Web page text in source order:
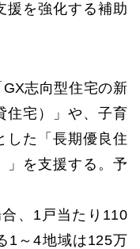
援を強化する補助
志向型住宅の新
住宅）」や、子育
した「長期優良住
」を支援する。予
、1戸当たり110
1～4地域は125万